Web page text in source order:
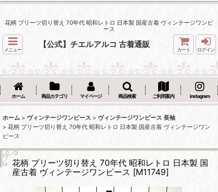
花柄 プリーツ切り替え 70年代 昭和レトロ 日本製 国産古着 ヴィンテージワンピ
ース
メニュー
【公式】チエルアルコ 古着通販
カート ログイン
ホーム 商品カテゴリ マイページ 商品検索 ご利用案内 instagram
ホーム > ヴィンテージワンピース > ヴィンテージワンピース 長袖
> 花柄 プリーツ切り替え 70年代 昭和レトロ 日本製 国産古着 ヴィンテージワン
ピース
花柄 プリーツ切り替え 70年代 昭和レトロ 日本製 国
産古着 ヴィンテージワンピース [M11749]